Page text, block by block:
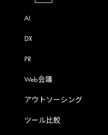
AI
DX
PR
Web会議
アウトソーシング
ツール比較